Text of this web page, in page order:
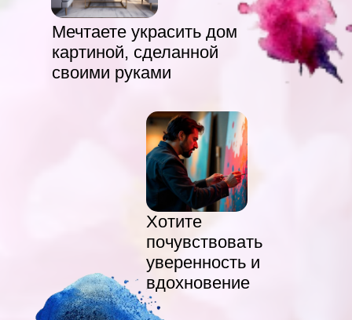
Мечтаете украсить дом
картиной, сделанной
своими руками
Хотите
почувствовать
уверенность и
вдохновение